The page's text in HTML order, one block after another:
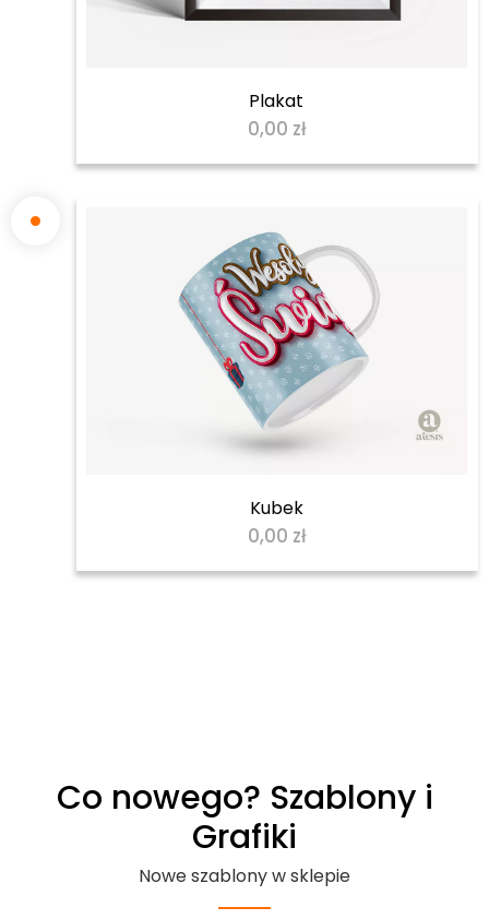
Plakat
0,00 zł
Kubek
0,00 zł
Co nowego? Szablony i
Grafiki
Nowe szablony w sklepie